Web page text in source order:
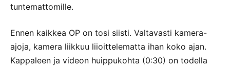
tuntemattomille.
Ennen kaikkea OP on tosi siisti. Valtavasti kamera-
ajoja, kamera liikkuu liioittelematta ihan koko ajan.
Kappaleen ja videon huippukohta (0:30) on todella